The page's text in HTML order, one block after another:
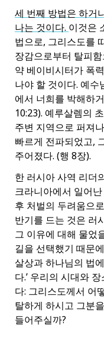
세 번째 방법은 하거
나는 것이다. 이것은
법으로, 그리스도를
장감으로부터 탈피
약 베이비시터가 폭
나야 할 것이다. 예수
에서 너희를 박해하
10:23). 예루살렘의
주변 지역으로 퍼져
빠르게 전파되었고,
주어졌다. (행 8장).
한 러시아 사역 리더
크라니아에서 일어
후 처벌의 두려움으
반기를 드는 것은 러
그 이유에 대해 물었
길을 선택했기 때문
살상과 하나님의 법
다.’ 우리의 시대와
다: 그리스도께서 어
탈하게 하시고 그분
들어주실까?